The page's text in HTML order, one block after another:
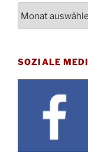
12.11.
St.
Uhr
21.11.
Basar
12 Uhr
SOZIALE